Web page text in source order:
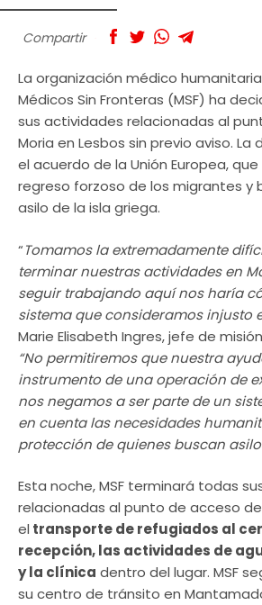
Compartir
La organización médico
Médicos Sin Fronteras (MSF) ha
sus actividades relacionadas al
Moria en Lesbos sin previo aviso. La
el acuerdo de la Unión Europea,
regreso forzoso de los migrantes y
asilo de la isla griega.
“Tomamos la extremadamente
terminar nuestras actividades en
seguir trabajando aquí nos haría
sistema que consideramos injusto
Marie Elisabeth Ingres, jefe de
“No permitiremos que nuestra
instrumento de una operación de
nos negamos a ser parte de un
en cuenta las necesidades
protección de quienes buscan
Esta noche, MSF terminará todas
relacionadas al punto de acceso
el transporte de refugiados al
recepción, las actividades de
y la clínica dentro del lugar. MSF
su centro de tránsito en